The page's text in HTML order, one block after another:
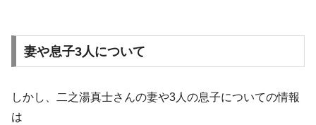
妻や息子3人について
しかし、二之湯真士さんの妻や3人の息子についての情報
は